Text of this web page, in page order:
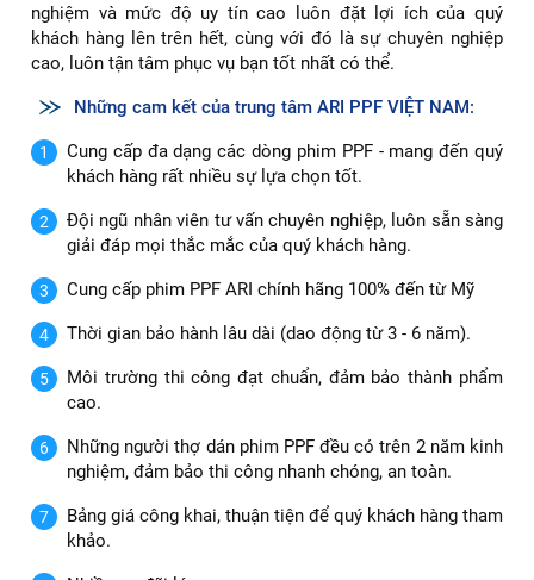
nghiệm và mức độ uy tín cao luôn đặt lợi ích của quý
khách hàng lên trên hết, cùng với đó là sự chuyên nghiệp
cao, luôn tận tâm phục vụ bạn tốt nhất có thể.
Những cam kết của trung tâm ARI PPF VIỆT NAM:
Cung cấp đa dạng các dòng phim PPF - mang đến quý
khách hàng rất nhiều sự lựa chọn tốt.
Đội ngũ nhân viên tư vấn chuyên nghiệp, luôn sẵn sàng
giải đáp mọi thắc mắc của quý khách hàng.
Cung cấp phim PPF ARI chính hãng 100% đến từ Mỹ
Thời gian bảo hành lâu dài (dao động từ 3 - 6 năm).
Môi trường thi công đạt chuẩn, đảm bảo thành phẩm
cao.
Những người thợ dán phim PPF đều có trên 2 năm kinh
nghiệm, đảm bảo thi công nhanh chóng, an toàn.
Bảng giá công khai, thuận tiện để quý khách hàng tham
khảo.